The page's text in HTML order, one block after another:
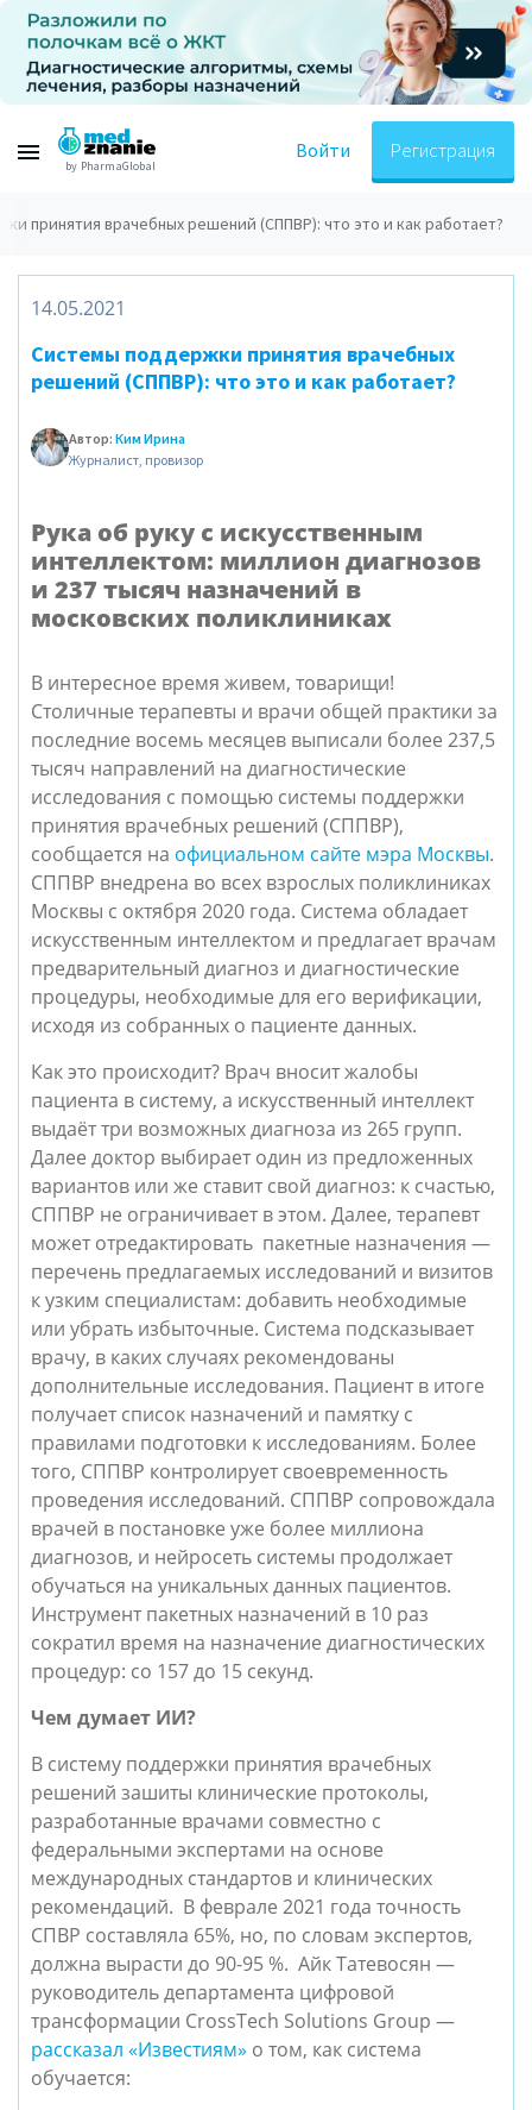
by PharmaGlobal
Войти Регистрация
принятия врачебных решений (СППВР): что это и как работает?
14.05.2021
Системы поддержки принятия врачебных
решений (СППВР): что это и как работает?
Автор: Ким Ирина
Журналист, провизор
Рука об руку с искусственным
интеллектом: миллион диагнозов
и 237 тысяч назначений в
московских поликлиниках
В интересное время живем, товарищи!
Столичные терапевты и врачи общей практики за
последние восемь месяцев выписали более 237,5
тысяч направлений на диагностические
исследования с помощью системы поддержки
принятия врачебных решений (СППВР),
сообщается на официальном сайте мэра Москвы.
СППВР внедрена во всех взрослых поликлиниках
Москвы с октября 2020 года. Система обладает
искусственным интеллектом и предлагает врачам
предварительный диагноз и диагностические
процедуры, необходимые для его верификации,
исходя из собранных о пациенте данных.
Как это происходит? Врач вносит жалобы
пациента в систему, а искусственный интеллект
выдаёт три возможных диагноза из 265 групп.
Далее доктор выбирает один из предложенных
вариантов или же ставит свой диагноз: к счастью,
СППВР не ограничивает в этом. Далее, терапевт
может отредактировать пакетные назначения —
перечень предлагаемых исследований и визитов
к узким специалистам: добавить необходимые
или убрать избыточные. Система подсказывает
врачу, в каких случаях рекомендованы
дополнительные исследования. Пациент в итоге
получает список назначений и памятку с
правилами подготовки к исследованиям. Более
того, СППВР контролирует своевременность
проведения исследований. СППВР сопровождала
врачей в постановке уже более миллиона
диагнозов, и нейросеть системы продолжает
обучаться на уникальных данных пациентов.
Инструмент пакетных назначений в 10 раз
сократил время на назначение диагностических
процедур: со 157 до 15 секунд.
Чем думает ИИ?
В систему поддержки принятия врачебных
решений зашиты клинические протоколы,
разработанные врачами совместно с
федеральными экспертами на основе
международных стандартов и клинических
рекомендаций. В феврале 2021 года точность
СПВР составляла 65%, но, по словам экспертов,
должна вырасти до 90-95 %. Айк Татевосян —
руководитель департамента цифровой
трансформации CrossTech Solutions Group —
рассказал «Известиям» о том, как система
обучается: